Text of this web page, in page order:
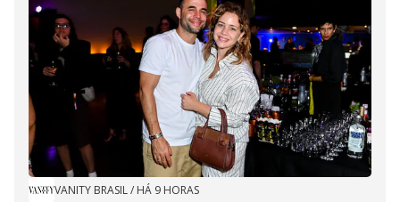
VANITY BRASIL/ HÁ 9 HORAS